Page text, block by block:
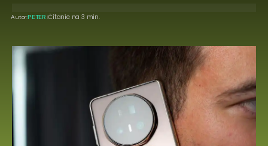
Autor:PETER Čítanie na 3 min.